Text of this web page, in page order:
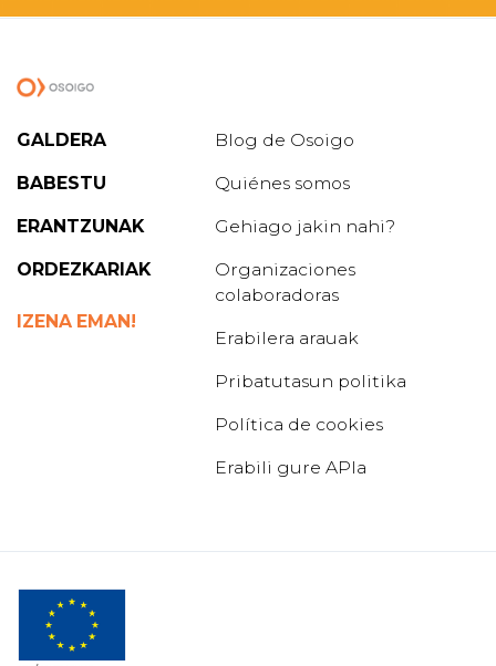
GALDERA
BABESTU
ERANTZUNAK
ORDEZKARIAK
IZENA EMAN!
Blog de Osoigo
Quiénes somos
Gehiago jakin nahi?
Organizaciones
colaboradoras
Erabilera arauak
Pribatutasun politika
Política de cookies
Erabili gure APIa